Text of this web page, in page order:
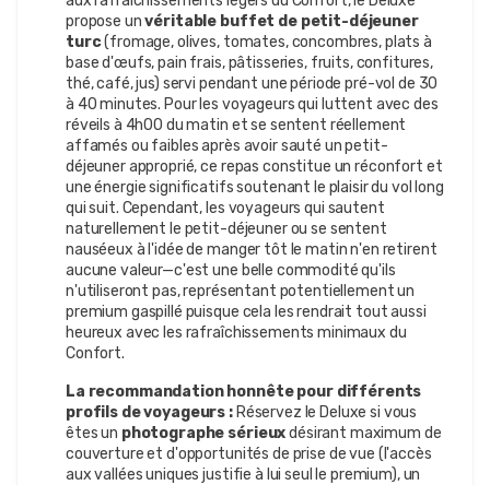
propose unvéritable buffet de petit-déjeuner
turc(fromage, olives, tomates, concombres, plats à
base d'œufs, pain frais, pâtisseries, fruits, confitures,
thé, café, jus) servi pendant une période pré-vol de 30
à 40 minutes. Pour les voyageurs qui luttent avec des
réveils à 4h00 du matin et se sentent réellement
affamés ou faibles après avoir sauté un petit-
déjeuner approprié, ce repas constitue un réconfort et
une énergie significatifs soutenant le plaisir du vol long
qui suit. Cependant, les voyageurs qui sautent
naturellement le petit-déjeuner ou se sentent
nauséeux à l'idée de manger tôt le matin n'en retirent
aucune valeur—c'est une belle commodité qu'ils
n'utiliseront pas, représentant potentiellement un
premium gaspillé puisque cela les rendrait tout aussi
heureux avec les rafraîchissements minimaux du
Confort.
La recommandation honnête pour différents
profils de voyageurs :Réservez le Deluxe si vous
êtes un photographe sérieuxdésirant maximum de
couverture et d'opportunités de prise de vue (l'accès
aux vallées uniques justifie à lui seul le premium), un